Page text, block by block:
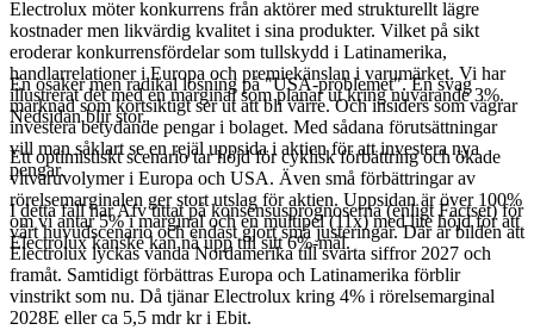
Electrolux möter konkurrens från aktörer med strukturellt lägre
kostnader men likvärdig kvalitet i sina produkter. Vilket på sikt
eroderar konkurrensfördelar som tullskydd i Latinamerika,
handlarrelationer i Europa och premiekänslan i varumärket. Vi har
illustrerat det med en marginal som planar ut kring nuvarande 3%.
Nedsidan blir stor.
Ett optimistiskt scenario tar höjd för cyklisk förbättring och ökade
vitvaruvolymer i Europa och USA. Även små förbättringar av
rörelsemarginalen ger stort utslag för aktien. Uppsidan är över 100%
om vi antar 5% i marginal och en multipel (11x) med lite höjd för att
Electrolux kanske kan nå upp till sitt 6%-mål.
En osäker men radikal lösning på "USA-problemet". En svag
marknad som kortsiktigt ser ut att bli värre. Och insiders som vägrar
investera betydande pengar i bolaget. Med sådana förutsättningar
vill man såklart se en rejäl uppsida i aktien för att investera nya
pengar.
I detta fall har Afv tittat på konsensusprognoserna (enligt Factset) för
vårt huvudscenario och endast gjort små justeringar. Där är bilden att
Electrolux lyckas vända Nordamerika till svarta siffror 2027 och
framåt. Samtidigt förbättras Europa och Latinamerika förblir
vinstrikt som nu. Då tjänar Electrolux kring 4% i rörelsemarginal
2028E eller ca 5,5 mdr kr i Ebit.